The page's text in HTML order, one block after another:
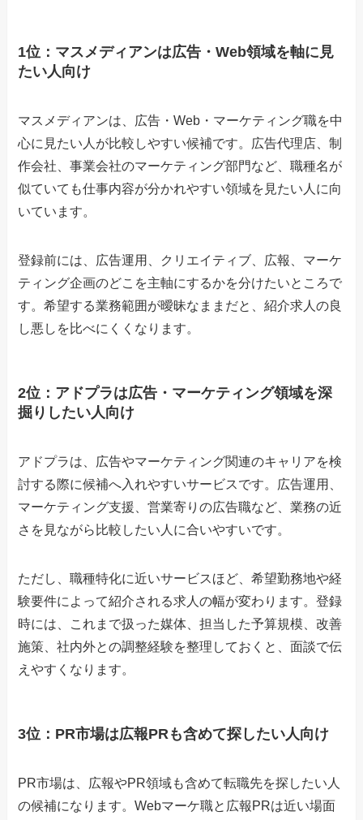
1位：マスメディアンは広告・Web領域を軸に見
たい人向け
マスメディアンは、広告・Web・マーケティング職を中
心に見たい人が比較しやすい候補です。広告代理店、制
作会社、事業会社のマーケティング部門など、職種名が
似ていても仕事内容が分かれやすい領域を見たい人に向
いています。
登録前には、広告運用、クリエイティブ、広報、マーケ
ティング企画のどこを主軸にするかを分けたいところで
す。希望する業務範囲が曖昧なままだと、紹介求人の良
し悪しを比べにくくなります。
2位：アドプラは広告・マーケティング領域を深
掘りしたい人向け
アドプラは、広告やマーケティング関連のキャリアを検
討する際に候補へ入れやすいサービスです。広告運用、
マーケティング支援、営業寄りの広告職など、業務の近
さを見ながら比較したい人に合いやすいです。
ただし、職種特化に近いサービスほど、希望勤務地や経
験要件によって紹介される求人の幅が変わります。登録
時には、これまで扱った媒体、担当した予算規模、改善
施策、社内外との調整経験を整理しておくと、面談で伝
えやすくなります。
3位：PR市場は広報PRも含めて探したい人向け
PR市場は、広報やPR領域も含めて転職先を探したい人
の候補になります。Webマーケ職と広報PRは近い場面